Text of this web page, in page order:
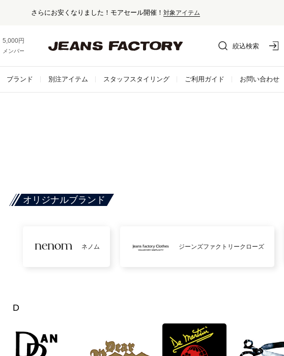
さらにお安くなりました！モアセール開催！対象アイテム
5,000円以上お買い上げで送料無料！
メンバー登録でお得な情報をゲット。さらに詳しく
絞込検索
ブランド 別注アイテム スタッフスタイリング ご利用ガイド お問い合わせ
オリジナルブランド
ネノム ジーンズファクトリークローズ
D